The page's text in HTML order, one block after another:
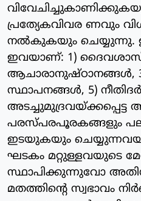
പ്രത്യേകവിവര ണവും
നല്‍കുകയും
ഇവയാണ്: 1)
ആചാരാനുഷ്ഠാനങ്ങള്‍,
സ്ഥാപനങ്ങള്‍, 5)
അടച്ചുമുദ്രവയ്ക്കപ്പെട്ട
പരസ്പരപൂരകങ്ങളും
ഇടയുകയും
ഘടകം മറ്റുള്ളവയുടെ
സ്ഥാപിക്കുന്നുവോ
മതത്തിന്റെ സ്വഭാവം